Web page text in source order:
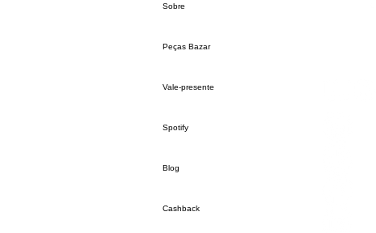
Sobre
Peças Bazar
Vale-presente
Spotify
Blog
Cashback